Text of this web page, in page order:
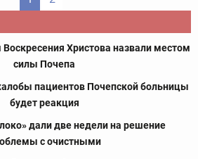
Христова назвали местом
силы Почепа
пациентов Почепской больницы
будет реакция
дали две недели на решение
с очистными